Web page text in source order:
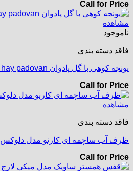
Call for Price
مشاهده
ناموجود
فاقد دسته بندی
یونجه کوهی با گل پادوان Alpine hay padovan
Call for Price
مشاهده
فاقد دسته بندی
ظرف آب ساچمه ای کارنو مدل دلوکس
Call for Price